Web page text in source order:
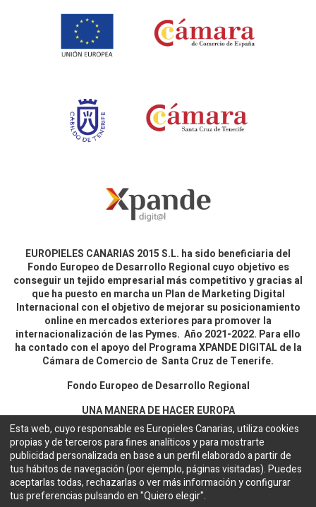
EUROPIELES CANARIAS 2015 S.L. ha sido beneficiaria del
Fondo Europeo de Desarrollo Regional cuyo objetivo es
conseguir un tejido empresarial más competitivo y gracias al
que ha puesto en marcha un Plan de Marketing Digital
Internacional con el objetivo de mejorar su posicionamiento
online en mercados exteriores para promover la
internacionalización de las Pymes. Año 2021-2022. Para ello
ha contado con el apoyo del Programa XPANDE DIGITAL de la
Cámara de Comercio de Santa Cruz de Tenerife.
Fondo Europeo de Desarrollo Regional
UNA MANERA DE HACER EUROPA
Aviso legal y política de privacidad
Copyright © EUROPIELES CANARIAS 2015 S.L.
Esta web, cuyo responsable es Europieles Canarias, utiliza cookies
propias y de terceros para fines analíticos y para mostrarte
publicidad personalizada en base a un perfil elaborado a partir de
tus hábitos de navegación (por ejemplo, páginas visitadas). Puedes
aceptarlas todas, rechazarlas o ver más información y configurar
tus preferencias pulsando en "Quiero elegir".